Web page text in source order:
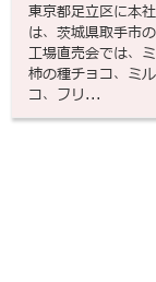
東京都足立区に本
は、茨城県取手市
工場直売会では、
柿の種チョコ、ミ
コ、フリ...